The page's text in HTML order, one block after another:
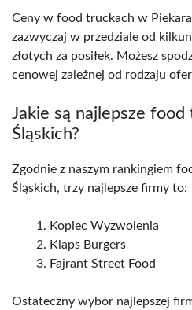
Ceny w food truckach w
zazwyczaj w przedziale od
złotych za posiłek. Możesz
cenowej zależnej od rodzaju
Jakie są najlepsze
Śląskich?
Zgodnie z naszym rankingiem
Śląskich, trzy najlepsze firmy to:
Kopiec Wyzwolenia
Klaps Burgers
Fajrant Street Food
Ostateczny wybór najlepszej